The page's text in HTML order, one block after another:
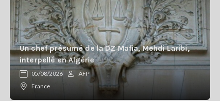
Un chef présumé de la DZ Mafia, Mehdi Laribi,
interpellé en Algérie
05/08/2026
AFP
France